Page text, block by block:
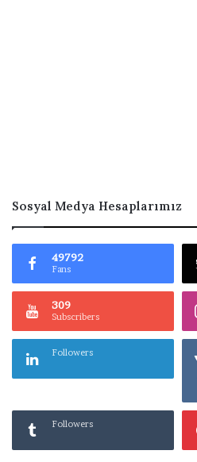
Sosyal Medya Hesaplarımız
49792
Fans
309
Subscribers
Followers
Followers